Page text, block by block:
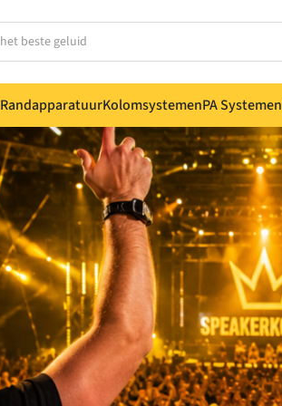
RandapparatuurKolomsystemenPA Systemen